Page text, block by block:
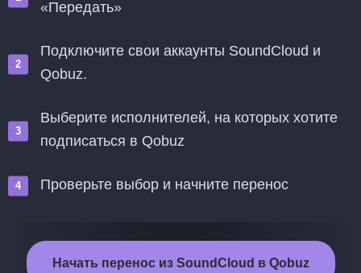
«Передать»
Подключите свои аккаунты SoundCloud и
Qobuz.
Выберите исполнителей, на которых хотите
подписаться в Qobuz
Проверьте выбор и начните перенос
Начать перенос из SoundCloud в Qobuz